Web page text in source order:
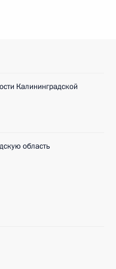
Калининградской
область